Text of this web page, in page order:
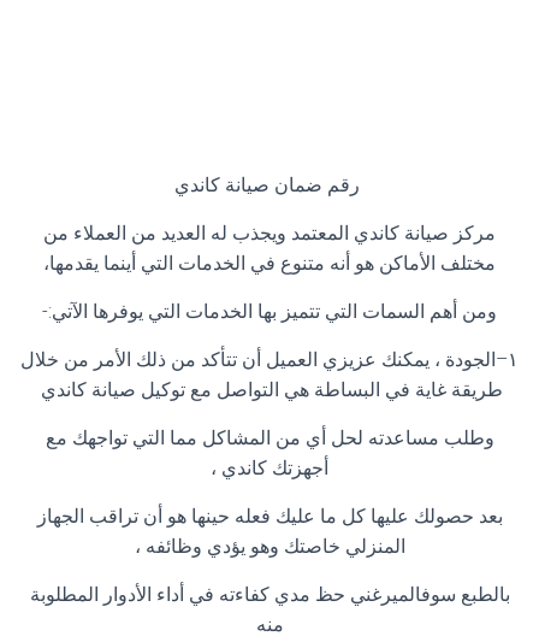
رقم ضمان صيانة كاندي
مركز صيانة كاندي المعتمد ويجذب له العديد من العملاء من
مختلف الأماكن هو أنه متنوع في الخدمات التي أينما يقدمها،
ومن أهم السمات التي تتميز بها الخدمات التي يوفرها الآتي:-
١–الجودة ، يمكنك عزيزي العميل أن تتأكد من ذلك الأمر من خلال
طريقة غاية في البساطة هي التواصل مع توكيل صيانة كاندي
وطلب مساعدته لحل أي من المشاكل مما التي تواجهك مع
أجهزتك كاندي ،
بعد حصولك عليها كل ما عليك فعله حينها هو أن تراقب الجهاز
المنزلي خاصتك وهو يؤدي وظائفه ،
بالطبع سوفالميرغني حظ مدي كفاءته في أداء الأدوار المطلوبة
منه